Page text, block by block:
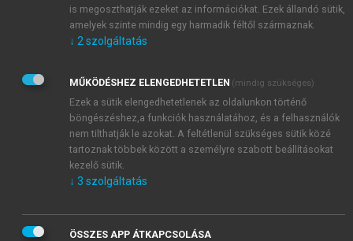
Kérek értesítést a MeRSZ újdonságairól, akcióiról.
Kérek értesítést az Akadémiai Kiadó Zrt. újdonságairól,
Adatkezelési tájékoztatóbanfoglaltakat tudomásul
veszem és elfogadom.
Általános vásárlási feltételeket, valamint a szotar.netés a
mersz.huoldalak licencszerződéseiben foglaltakat
tudomásul veszem és elfogadom.
KIPRÓBÁLOM
is megoszthatják ezeket az információkat. Ezek állandó sütik,
amelyek szinte mindig egy harmadik féltől származnak.
↓ 2 szolgáltatás
MŰKÖDÉSHEZ ELENGEDHETETLEN (mindig szükséges)
Ezek a sütik elengedhetetlenek az oldalunkon történő
böngészéshez,a funkciók használatához, és a felhasználók
nem tilthatják le azokat. A feltétlenül szükséges sütik közé
tartoznak többek között a személyre szabott beállításokat
kezelő sütik.
↓ 3 szolgáltatás
ÖSSZES APP ÁTKAPCSOLÁSA